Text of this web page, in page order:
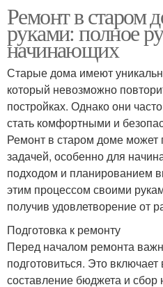
Ремонт в старом
руками: полное
начинающих
Старые дома имеют
который невозможно
постройках. Однако они
стать комфортными и
Ремонт в старом доме может
задачей, особенно для
подходом и планированием
этим процессом своими
получив удовлетворение от
Подготовка к ремонту
Перед началом ремонта
подготовиться. Это
составление бюджета и